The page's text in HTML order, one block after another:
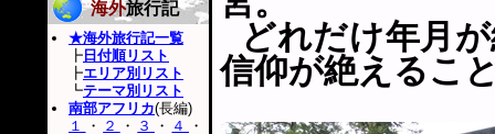
どれだけ年月
信仰が絶えるこ
海外旅行記
★海外旅行記一覧
┣ 日付順リスト
┣エリア別リスト
┗テーマ別リスト
南部アフリカ(長編)
１
・ ２ ・ ３ ・ ４
・